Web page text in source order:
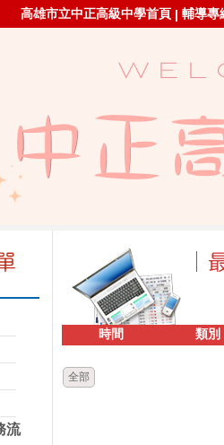
高雄市立中正高級中學首頁 | 輔導專
流
時間 類別
全部